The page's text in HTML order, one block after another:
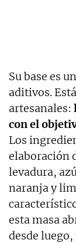
Su base es
aditivos.
artesanales:
con el
Los
elaboración
levadura,
naranja y
esta masa
desde